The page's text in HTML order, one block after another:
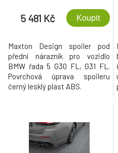
5 481 Kč Koupit
Maxton Design spoiler pod
přední nárazník pro vozidlo
BMW řada 5 G30 FL, G31 FL.
Povrchová úprava spoileru
černý lesklý plast ABS.